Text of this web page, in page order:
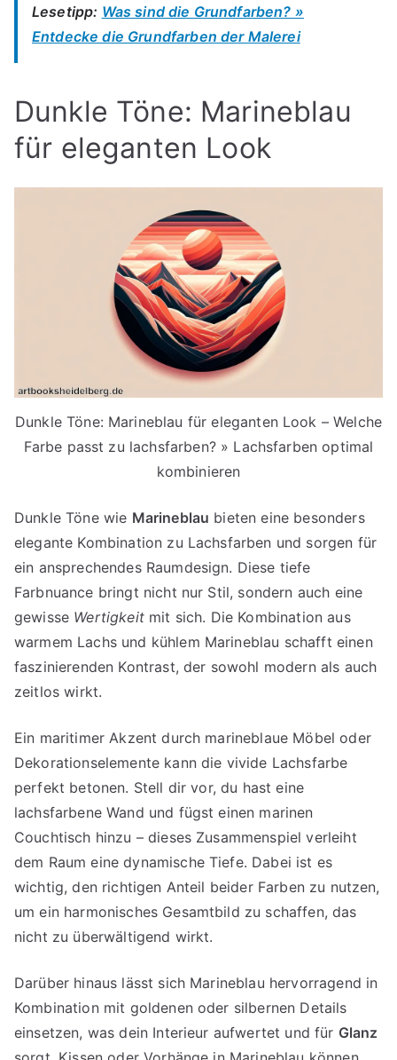
Lesetipp: Was sind die Grundfarben? »
Entdecke die Grundfarben der Malerei
Dunkle Töne: Marineblau
für eleganten Look
Dunkle Töne: Marineblau für eleganten Look – Welche
Farbe passt zu lachsfarben? » Lachsfarben optimal
kombinieren
Dunkle Töne wie Marineblau bieten eine besonders
elegante Kombination zu Lachsfarben und sorgen für
ein ansprechendes Raumdesign. Diese tiefe
Farbnuance bringt nicht nur Stil, sondern auch eine
gewisse Wertigkeitmit sich. Die Kombination aus
warmem Lachs und kühlem Marineblau schafft einen
faszinierenden Kontrast, der sowohl modern als auch
zeitlos wirkt.
Ein maritimer Akzent durch marineblaue Möbel oder
Dekorationselemente kann die vivide Lachsfarbe
perfekt betonen. Stell dir vor, du hast eine
lachsfarbene Wand und fügst einen marinen
Couchtisch hinzu – dieses Zusammenspiel verleiht
dem Raum eine dynamische Tiefe. Dabei ist es
wichtig, den richtigen Anteil beider Farben zu nutzen,
um ein harmonisches Gesamtbild zu schaffen, das
nicht zu überwältigend wirkt.
Darüber hinaus lässt sich Marineblau hervorragend in
Kombination mit goldenen oder silbernen Details
einsetzen, was dein Interieur aufwertet und für Glanz